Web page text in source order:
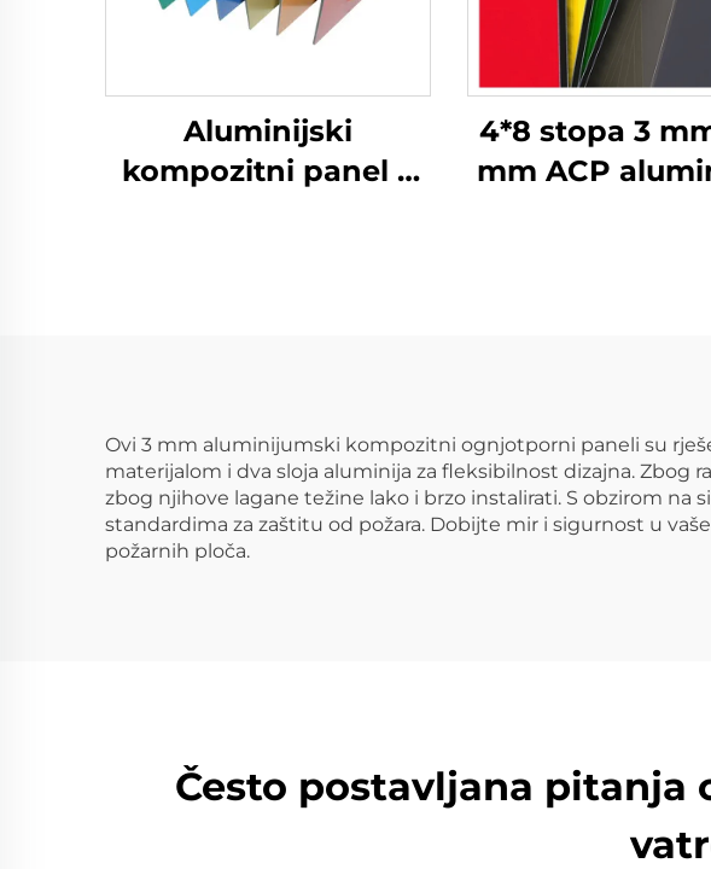
Aluminijski
kompozitni panel 3
4*8 stopa 3
mm ACP
Ovi 3 mm aluminijumski kompozitni ognjotporni paneli su
materijalom i dva sloja aluminija za fleksibilnost dizajna. Zbog
zbog njihove lagane težine lako i brzo instalirati. S obzirom
standardima za zaštitu od požara. Dobijte mir i sigurnost u
požarnih ploča.
Često postavljana